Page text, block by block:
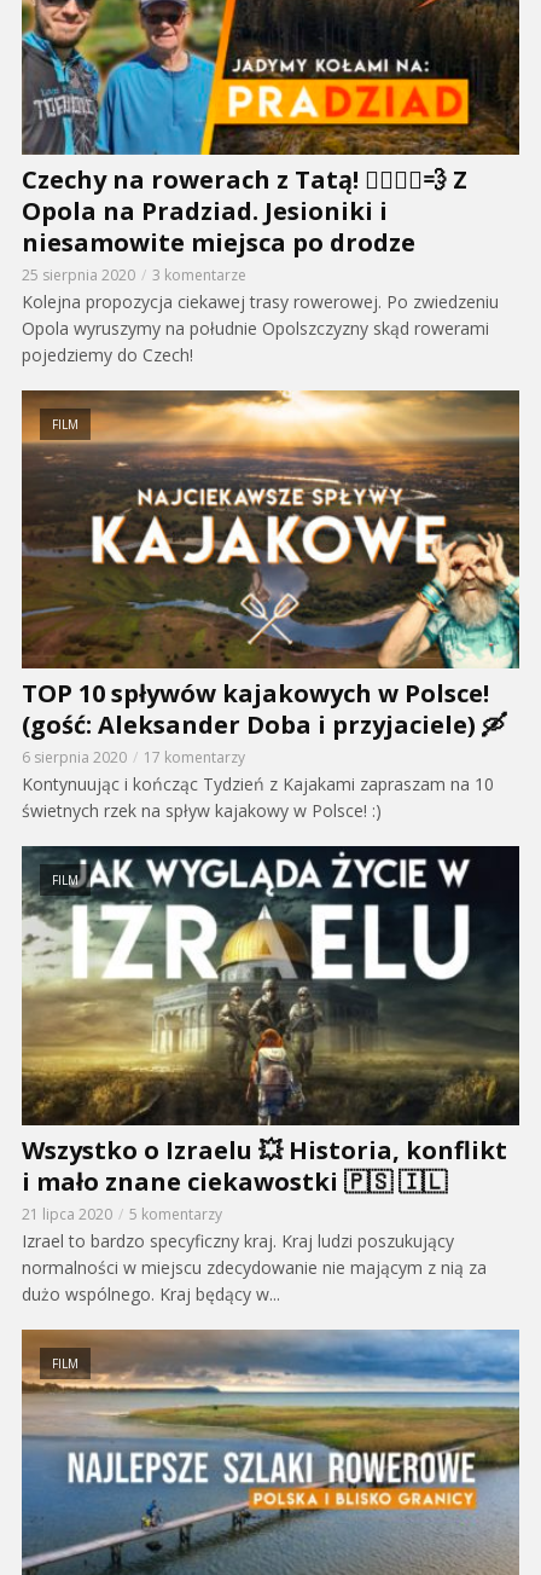
Czechy na rowerach z Tatą! 🚴‍♂️🚴‍♂️💨 Z
Opola na Pradziad. Jesioniki i
niesamowite miejsca po drodze
25 sierpnia 2020 3 komentarze
Kolejna propozycja ciekawej trasy rowerowej. Po zwiedzeniu
Opola wyruszymy na południe Opolszczyzny skąd rowerami
pojedziemy do Czech!
FILM
TOP 10 spływów kajakowych w Polsce!
(gość: Aleksander Doba i przyjaciele) 🛶
6 sierpnia 2020 17 komentarzy
Kontynuując i kończąc Tydzień z Kajakami zapraszam na 10
świetnych rzek na spływ kajakowy w Polsce! :)
FILM
Wszystko o Izraelu 💥 Historia, konflikt
i mało znane ciekawostki 🇵🇸 🇮🇱
21 lipca 2020 5 komentarzy
Izrael to bardzo specyficzny kraj. Kraj ludzi poszukujący
normalności w miejscu zdecydowanie nie mającym z nią za
dużo wspólnego. Kraj będący w...
FILM